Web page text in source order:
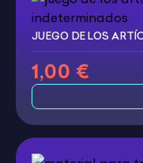
JUEGO DE LOS
1,00 €